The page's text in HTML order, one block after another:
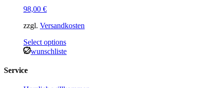
98,00 €
zzgl. Versandkosten
Select options
wunschliste
Service